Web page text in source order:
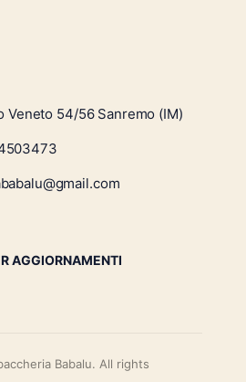
Veneto 54/56 Sanremo (IM)
AGGIORNAMENTI
Babalu. All rights